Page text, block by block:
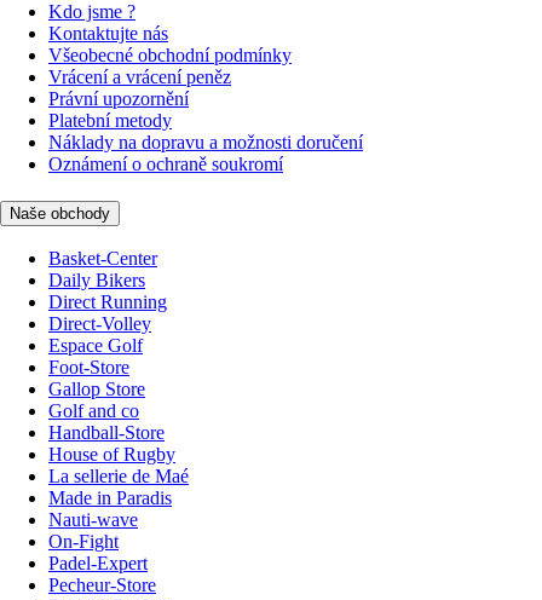
Kdo jsme ?
Kontaktujte nás
Všeobecné obchodní podmínky
Vrácení a vrácení peněz
Právní upozornění
Platební metody
Náklady na dopravu a možnosti doručení
Oznámení o ochraně soukromí
Naše obchody
Basket-Center
Daily Bikers
Direct Running
Direct-Volley
Espace Golf
Foot-Store
Gallop Store
Golf and co
Handball-Store
House of Rugby
La sellerie de Maé
Made in Paradis
Nauti-wave
On-Fight
Padel-Expert
Pecheur-Store